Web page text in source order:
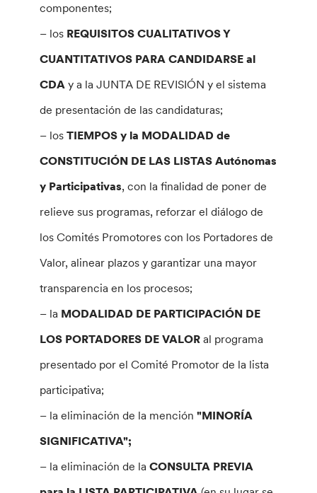
componentes;
– los REQUISITOS CUALITATIVOS Y
CUANTITATIVOS PARA CANDIDARSE al
CDAy a la JUNTA DE REVISIÓN y el sistema
de presentación de las candidaturas;
– los TIEMPOS y la MODALIDAD de
CONSTITUCIÓN DE LAS LISTAS Autónomas
y Participativas, con la finalidad de poner de
relieve sus programas, reforzar el diálogo de
los Comités Promotores con los Portadores de
Valor, alinear plazos y garantizar una mayor
transparencia en los procesos;
– la MODALIDAD DE PARTICIPACIÓN DE
LOS PORTADORES DE VALOR al programa
presentado por el Comité Promotor de la lista
participativa;
– la eliminación de la mención"MINORÍA
SIGNIFICATIVA";
– la eliminación de laCONSULTA PREVIA